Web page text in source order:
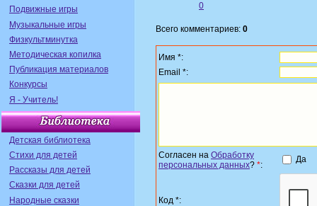
Подвижные игры
Музыкальные игры
Физкультминутка
Методическая копилка
Публикация материалов
Конкурсы
Я - Учитель!
Детская библиотека
Стихи для детей
Рассказы для детей
Сказки для детей
Народные сказки
0
Всего комментариев: 0
Имя *:
Email *:
Согласен на Обработку
персональных данных? *:
Да
Код *: